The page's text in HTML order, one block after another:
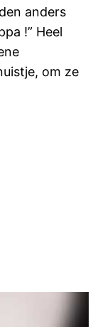
anders
!” Heel
om ze